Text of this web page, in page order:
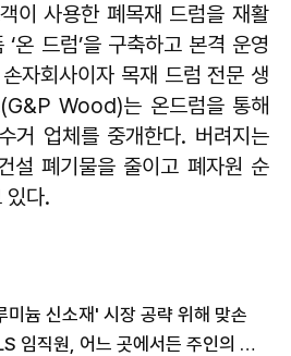
이 사용한 폐목재 드럼을 재활
온 드럼’을 구축하고 본격 운영
자회사이자 목재 드럼 전문 생
Wood)는 온드럼을 통해
거 업체를 중개한다. 버려지는
설 폐기물을 줄이고 폐자원 순
있다.
늄 신소재' 시장 공략 위해 맞손
​구자은 LS그룹 회장 "LS 임직원, 어느 곳에서든 주인의 자세 가져야"